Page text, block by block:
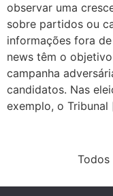
observar uma
sobre partidos ou
informações fora
news têm o
campanha
candidatos. Nas
exemplo, o
Todos